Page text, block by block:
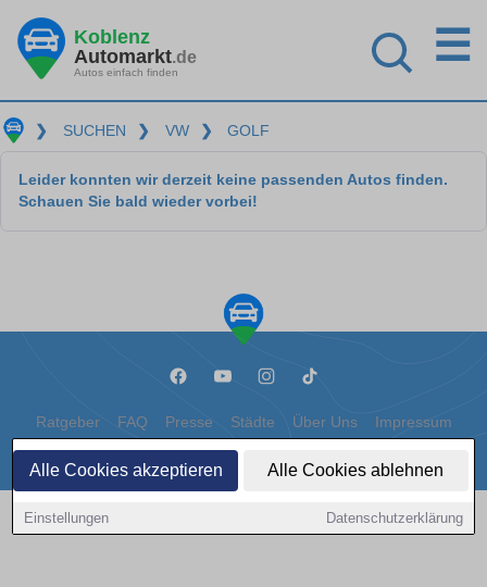
Alle Cookies akzeptieren Alle Cookies ablehnen
Einstellungen Datenschutzerklärung
Koblenz
Automarkt.de
Autos einfach finden
☰
❯ SUCHEN ❯ VW ❯ GOLF
Leider konnten wir derzeit keine passenden Autos finden.
Schauen Sie bald wieder vorbei!
Ratgeber FAQ Presse Städte Über Uns Impressum
Datenschutz Cookies
Copyright © 2000 - 2026 | 1A Infosysteme GmbH | Content by: 1a-sites-autos